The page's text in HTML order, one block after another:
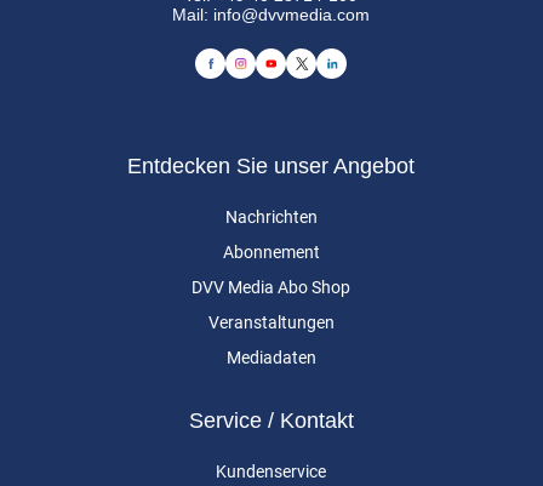
Mail: info@dvvmedia.com
Entdecken Sie unser Angebot
Nachrichten
Abonnement
DVV Media Abo Shop
Veranstaltungen
Mediadaten
Service / Kontakt
Kundenservice